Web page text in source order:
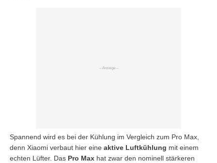
Spannend wird es bei der Kühlung im Vergleich zum Pro Max,
denn Xiaomi verbaut hier eine aktive Luftkühlung mit einem
echten Lüfter. Das Pro Max hat zwar den nominell stärkeren